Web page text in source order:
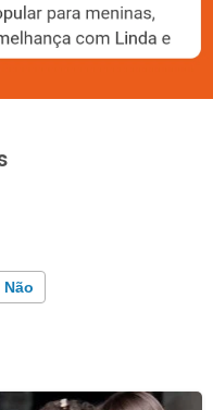
Não
que procuro